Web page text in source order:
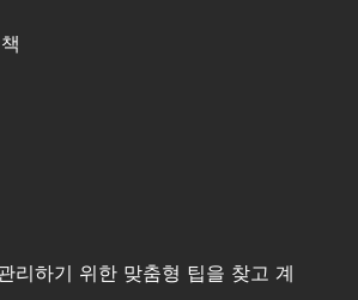
리하기 위한 맞춤형 팁을 찾고 계